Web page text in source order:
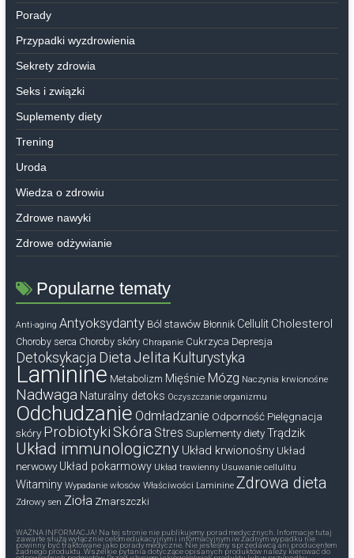
Porady
Przypadki wyzdrowienia
Sekrety zdrowia
Seks i związki
Suplementy diety
Trening
Uroda
Wiedza o zdrowiu
Zdrowe nawyki
Zdrowe odżywianie
Popularne tematy
Anti-aging Antyoksydanty Ból stawów Błonnik Cellulit Cholesterol
Choroby serca Choroby skóry Chrapanie Cukrzyca Depresja
Detoksykacja Dieta Jelita Kulturystyka
Laminine Metabolizm Mięśnie Mózg Naczynia krwionośne
Nadwaga Naturalny detoks Oczyszczanie organizmu
Odchudzanie Odmładzanie Odporność Pielęgnacja
skóry Probiotyki Skóra Stres Suplementy diety Trądzik
Układ immunologiczny Układ krwionośny Układ
nerwowy Układ pokarmowy Układ trawienny Usuwanie cellulitu
Witaminy Wypadanie włosów Właściwości Laminine Zdrowa dieta
Zdrowy sen Zioła Zmarszczki
WAŻNA INFORMACJA! Na tej stronie nie publikujemy porad medycznych. Informacje tutaj
zawarte służą wyłącznie celom edukacyjnym i informacyjnym iw żadnym wypadku nie
powinny być traktowane jako porady medyczne. Nie jesteśmy sprzedawcą ani producentem
żadnego produktu. Wszelkie pytania dotyczące opisanych produktów należy kierować do